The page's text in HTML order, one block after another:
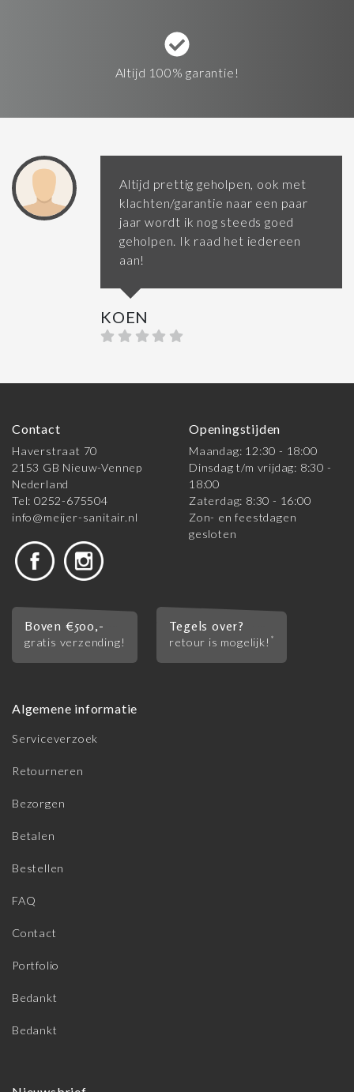
Altijd 100% garantie!
Altijd prettig geholpen, ook met
klachten/garantie naar een paar
jaar wordt ik nog steeds goed
geholpen. Ik raad het iedereen
aan!
KOEN
Contact
Haverstraat 70
2153 GB Nieuw-Vennep
Nederland
Tel: 0252-675504
info@meijer-sanitair.nl
Openingstijden
Maandag: 12:30 - 18:00
Dinsdag t/m vrijdag: 8:30 -
18:00
Zaterdag: 8:30 - 16:00
Zon- en feestdagen
gesloten
Boven €500,-
gratis verzending!
Tegels over?
retour is mogelijk! *
Algemene informatie
Serviceverzoek
Retourneren
Bezorgen
Betalen
Bestellen
FAQ
Contact
Portfolio
Bedankt
Bedankt